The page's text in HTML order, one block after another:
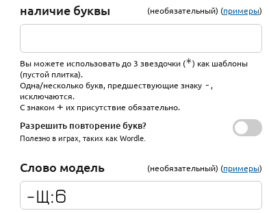
наличие буквы (необязательный) (примеры)
Вы можете использовать до 3 звездочки (*) как шаблоны
(пустой плитка).
Одна/несколько букв, предшествующие знаку - ,
исключаются.
С знаком+ их присутствие обязательно.
Разрешить повторение букв?
Полезно в играх, таких как Wordle.
Слово модель (необязательный) (примеры)